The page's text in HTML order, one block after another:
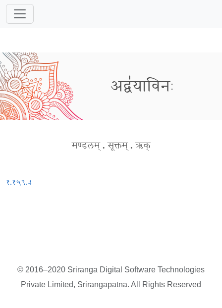
अद्व॑याविनः
मण्डलम् . सूक्तम् . ऋक्
१.१५९.३
© 2016–2020 Sriranga Digital Software Technologies
Private Limited, Srirangapatna. All Rights Reserved